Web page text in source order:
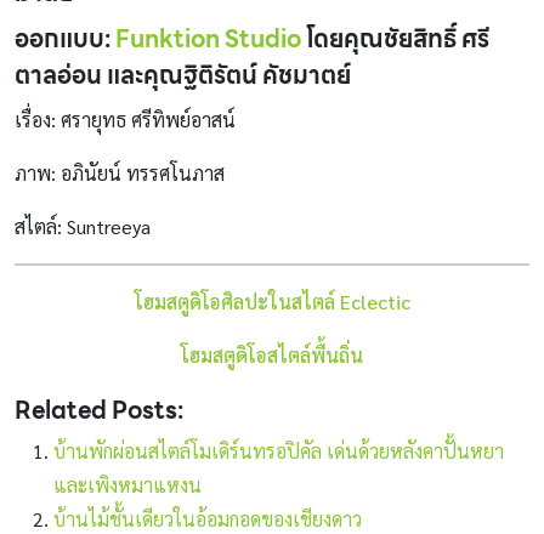
ออกแบบ:Funktion Studioโดยคุณชัยสิทธิ์ ศรี
ตาลอ่อน และคุณฐิติรัตน์ คัชมาตย์
เรื่อง: ศรายุทธ ศรีทิพย์อาสน์
ภาพ: อภินัยน์ ทรรศโนภาส
สไตล์: Suntreeya
โฮมสตูดิโอศิลปะในสไตล์ Eclectic
โฮมสตูดิโอสไตล์พื้นถิ่น
Related Posts:
บ้านพักผ่อนสไตล์โมเดิร์นทรอปิคัล เด่นด้วยหลังคาปั้นหยา
และเพิงหมาแหงน
บ้านไม้ชั้นเดียวในอ้อมกอดของเชียงดาว